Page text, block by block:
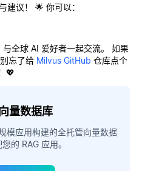
建议！ 🌟 你可以：
与全球 AI 爱好者一起交流。 如果
忘了给 Milvus GitHub 仓库点个
💖
量数据库
模应用构建的全托管向量数据
的 RAG 应用。